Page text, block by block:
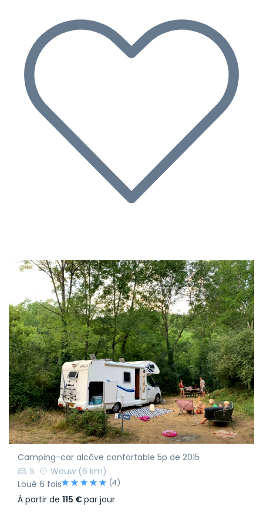
Camping-car alcôve confortable 5p de 2015
5
Wouw (6 km)
Loué 6 fois
(4)
À partir de 115 €par jour